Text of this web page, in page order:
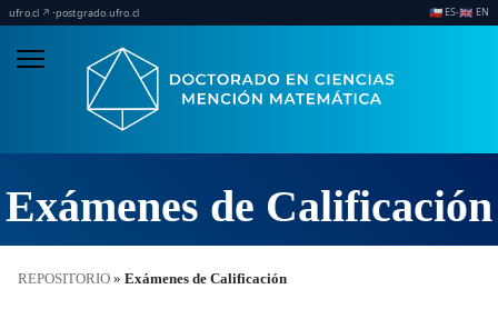
ufro.cl ↗ ·postgrado.ufro.cl 🇨🇱 ES·🇬🇧 EN
Exámenes de Calificación
REPOSITORIO » Exámenes de Calificación